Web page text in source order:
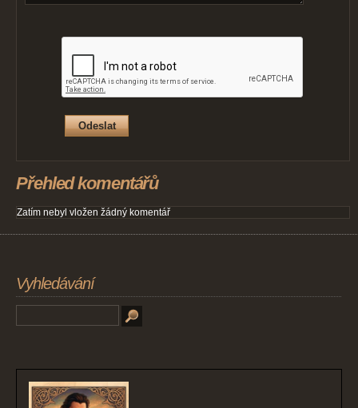
Přehled komentářů
Zatím nebyl vložen žádný komentář
Vyhledávání